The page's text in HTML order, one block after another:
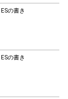
の書き
の書き